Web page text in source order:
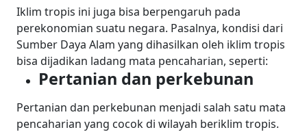
Iklim tropis ini juga bisa berpengaruh pada
perekonomian suatu negara. Pasalnya, kondisi dari
Sumber Daya Alam yang dihasilkan oleh iklim tropis
bisa dijadikan ladang mata pencaharian, seperti:
Pertanian dan perkebunan
Pertanian dan perkebunan menjadi salah satu mata
pencaharian yang cocok di wilayah beriklim tropis.